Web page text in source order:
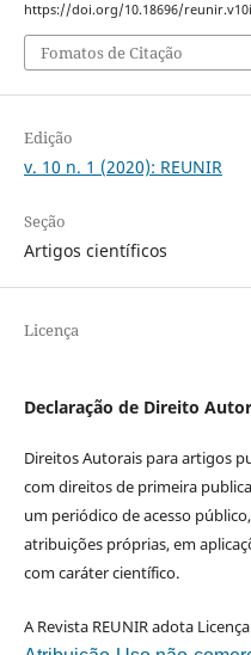
https://doi.org/10.18696/
Fomatos de Citação
Edição
v. 10 n. 1 (2020): REUNIR
Seção
Artigos científicos
Licença
Declaração de Direito
Direitos Autorais para artigos
com direitos de primeira
um periódico de acesso
atribuições próprias, em
com caráter científico.
A Revista REUNIR adota Licença